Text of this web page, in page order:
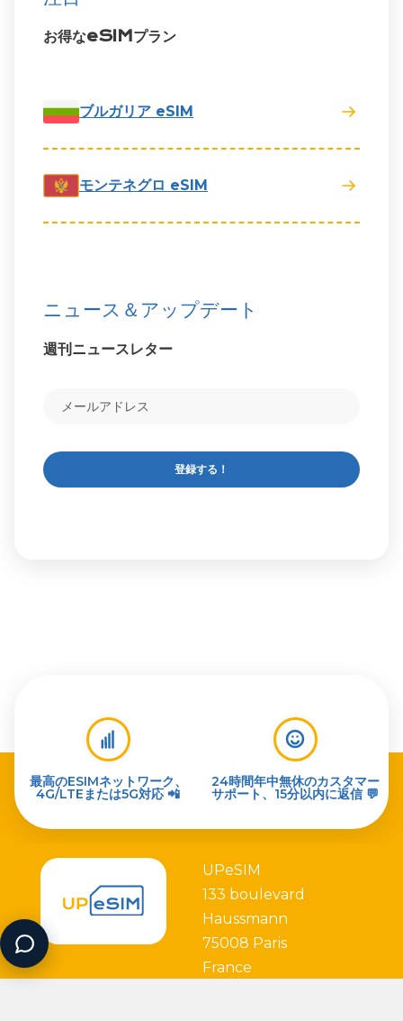
お得なeSIMプラン
ブルガリア eSIM
モンテネグロ eSIM
ニュース＆アップデート
週刊ニュースレター
登録する！
最高のESIMネットワーク、
4G/LTEまたは5G対応 📲
24時間年中無休のカスタマー
サポート、15分以内に返信 💬
UPeSIM
133 boulevard
Haussmann
75008 Paris
France